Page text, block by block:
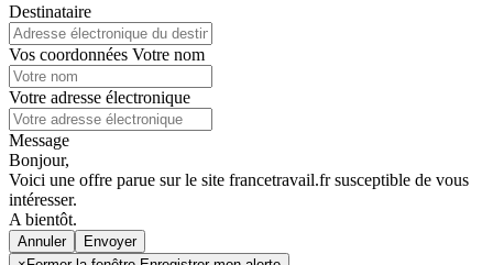
Destinataire
Vos coordonnées Votre nom
Votre adresse électronique
Message
Bonjour,
Voici une offre parue sur le site francetravail.fr susceptible de vous
intéresser.
A bientôt.
Annuler